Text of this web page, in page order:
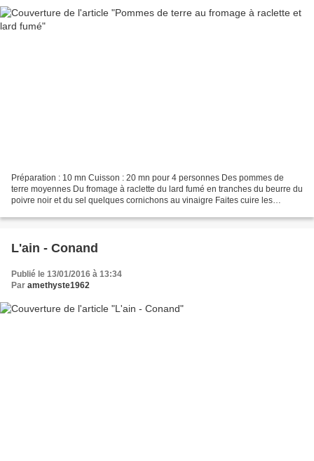
Préparation : 10 mn Cuisson : 20 mn pour 4 personnes Des pommes de
terre moyennes Du fromage à raclette du lard fumé en tranches du beurre du
poivre noir et du sel quelques cornichons au vinaigre Faites cuire les
L'ain - Conand
Publié le 13/01/2016 à 13:34
Par amethyste1962